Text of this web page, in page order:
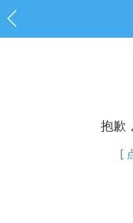
抱歉
[